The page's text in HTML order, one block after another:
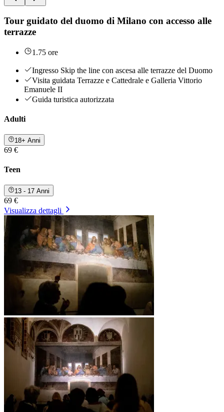
Tour guidato del duomo di Milano con accesso alle
terrazze
1.75 ore
Ingresso Skip the line con ascesa alle terrazze del Duomo
Visita guidata Terrazze e Cattedrale e Galleria Vittorio
Emanuele II
Guida turistica autorizzata
Adulti
18+ Anni
69 €
Teen
13 - 17 Anni
69 €
Visualizza dettagli